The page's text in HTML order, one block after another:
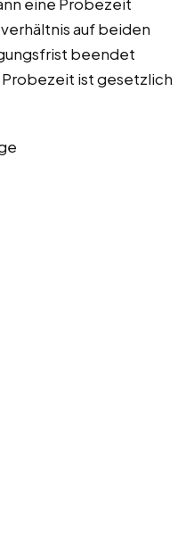
auf beiden
beendet
ist gesetzlich